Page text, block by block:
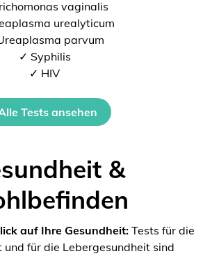
vaginalis
urealyticum
parvum
✓ Syphilis
✓ HIV
Tests ansehen
&
auf Ihre Gesundheit:Tests für die
und für die Lebergesundheit sind